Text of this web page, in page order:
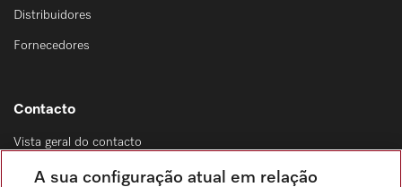
Distribuidores
Fornecedores
Contacto
Vista geral do contacto
Distribuição & Serviço de assistência técnica
A sua configuração atual em relação